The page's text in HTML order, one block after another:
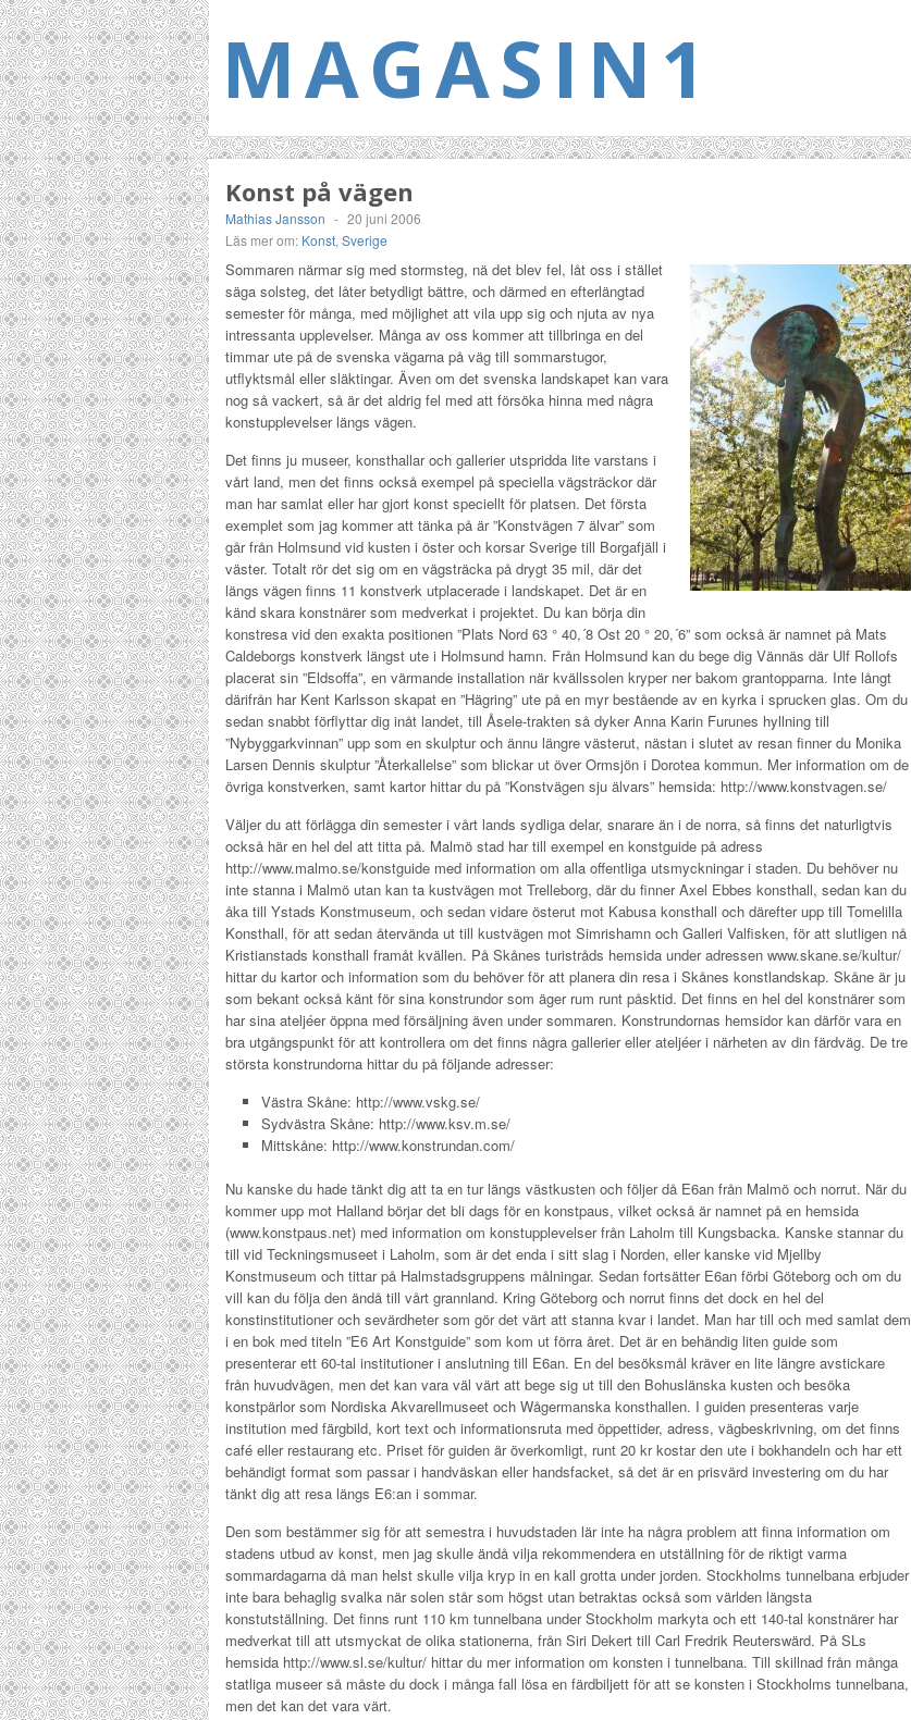
MAGASIN1
Konst på vägen
Mathias Jansson - 20 juni 2006
Läs mer om: Konst, Sverige
Sommaren närmar sig med stormsteg, nä det blev fel, låt oss i stället
säga solsteg, det låter betydligt bättre, och därmed en efterlängtad
semester för många, med möjlighet att vila upp sig och njuta av nya
intressanta upplevelser. Många av oss kommer att tillbringa en del
timmar ute på de svenska vägarna på väg till sommarstugor,
utflyktsmål eller släktingar. Även om det svenska landskapet kan vara
nog så vackert, så är det aldrig fel med att försöka hinna med några
konstupplevelser längs vägen.
Det finns ju museer, konsthallar och gallerier utspridda lite varstans i
vårt land, men det finns också exempel på speciella vägsträckor där
man har samlat eller har gjort konst speciellt för platsen. Det första
exemplet som jag kommer att tänka på är ”Konstvägen 7 älvar” som
går från Holmsund vid kusten i öster och korsar Sverige till Borgafjäll i
väster. Totalt rör det sig om en vägsträcka på drygt 35 mil, där det
längs vägen finns 11 konstverk utplacerade i landskapet. Det är en
känd skara konstnärer som medverkat i projektet. Du kan börja din
konstresa vid den exakta positionen ”Plats Nord 63 ° 40,´8 Ost 20 ° 20,´6” som också är namnet på Mats
Caldeborgs konstverk längst ute i Holmsund hamn. Från Holmsund kan du bege dig Vännäs där Ulf Rollofs
placerat sin ”Eldsoffa”, en värmande installation när kvällssolen kryper ner bakom grantopparna. Inte långt
därifrån har Kent Karlsson skapat en ”Hägring” ute på en myr bestående av en kyrka i sprucken glas. Om du
sedan snabbt förflyttar dig inåt landet, till Åsele-trakten så dyker Anna Karin Furunes hyllning till
”Nybyggarkvinnan” upp som en skulptur och ännu längre västerut, nästan i slutet av resan finner du Monika
Larsen Dennis skulptur ”Återkallelse” som blickar ut över Ormsjön i Dorotea kommun. Mer information om de
övriga konstverken, samt kartor hittar du på ”Konstvägen sju älvars” hemsida: http://www.konstvagen.se/
Väljer du att förlägga din semester i vårt lands sydliga delar, snarare än i de norra, så finns det naturligtvis
också här en hel del att titta på. Malmö stad har till exempel en konstguide på adress
http://www.malmo.se/konstguide med information om alla offentliga utsmyckningar i staden. Du behöver nu
inte stanna i Malmö utan kan ta kustvägen mot Trelleborg, där du finner Axel Ebbes konsthall, sedan kan du
åka till Ystads Konstmuseum, och sedan vidare österut mot Kabusa konsthall och därefter upp till Tomelilla
Konsthall, för att sedan återvända ut till kustvägen mot Simrishamn och Galleri Valfisken, för att slutligen nå
Kristianstads konsthall framåt kvällen. På Skånes turistråds hemsida under adressen www.skane.se/kultur/
hittar du kartor och information som du behöver för att planera din resa i Skånes konstlandskap. Skåne är ju
som bekant också känt för sina konstrundor som äger rum runt påsktid. Det finns en hel del konstnärer som
har sina ateljéer öppna med försäljning även under sommaren. Konstrundornas hemsidor kan därför vara en
bra utgångspunkt för att kontrollera om det finns några gallerier eller ateljéer i närheten av din färdväg. De tre
största konstrundorna hittar du på följande adresser:
Västra Skåne: http://www.vskg.se/
Sydvästra Skåne: http://www.ksv.m.se/
Mittskåne: http://www.konstrundan.com/
Nu kanske du hade tänkt dig att ta en tur längs västkusten och följer då E6an från Malmö och norrut. När du
kommer upp mot Halland börjar det bli dags för en konstpaus, vilket också är namnet på en hemsida
(www.konstpaus.net) med information om konstupplevelser från Laholm till Kungsbacka. Kanske stannar du
till vid Teckningsmuseet i Laholm, som är det enda i sitt slag i Norden, eller kanske vid Mjellby
Konstmuseum och tittar på Halmstadsgruppens målningar. Sedan fortsätter E6an förbi Göteborg och om du
vill kan du följa den ändå till vårt grannland. Kring Göteborg och norrut finns det dock en hel del
konstinstitutioner och sevärdheter som gör det värt att stanna kvar i landet. Man har till och med samlat dem
i en bok med titeln ”E6 Art Konstguide” som kom ut förra året. Det är en behändig liten guide som
presenterar ett 60-tal institutioner i anslutning till E6an. En del besöksmål kräver en lite längre avstickare
från huvudvägen, men det kan vara väl värt att bege sig ut till den Bohuslänska kusten och besöka
konstpärlor som Nordiska Akvarellmuseet och Wågermanska konsthallen. I guiden presenteras varje
institution med färgbild, kort text och informationsruta med öppettider, adress, vägbeskrivning, om det finns
café eller restaurang etc. Priset för guiden är överkomligt, runt 20 kr kostar den ute i bokhandeln och har ett
behändigt format som passar i handväskan eller handsfacket, så det är en prisvärd investering om du har
tänkt dig att resa längs E6:an i sommar.
Den som bestämmer sig för att semestra i huvudstaden lär inte ha några problem att finna information om
stadens utbud av konst, men jag skulle ändå vilja rekommendera en utställning för de riktigt varma
sommardagarna då man helst skulle vilja kryp in en kall grotta under jorden. Stockholms tunnelbana erbjuder
inte bara behaglig svalka när solen står som högst utan betraktas också som världen längsta
konstutställning. Det finns runt 110 km tunnelbana under Stockholm markyta och ett 140-tal konstnärer har
medverkat till att utsmyckat de olika stationerna, från Siri Dekert till Carl Fredrik Reuterswärd. På SLs
hemsida http://www.sl.se/kultur/ hittar du mer information om konsten i tunnelbana. Till skillnad från många
statliga museer så måste du dock i många fall lösa en färdbiljett för att se konsten i Stockholms tunnelbana,
men det kan det vara värt.